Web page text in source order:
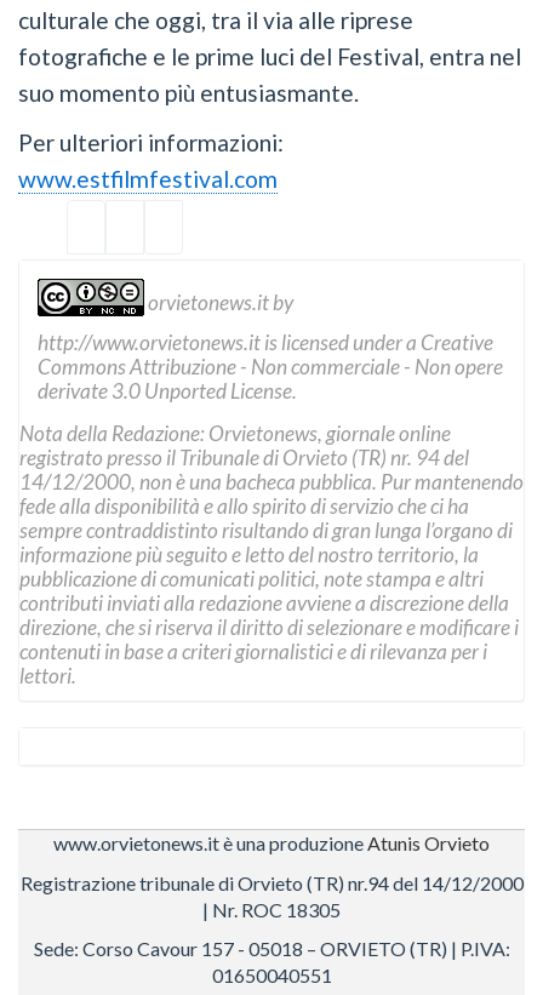
culturale che oggi, tra il via alle riprese
fotografiche e le prime luci del Festival, entra nel
suo momento più entusiasmante.
Per ulteriori informazioni:
www.estfilmfestival.com
orvietonews.itby
http://www.orvietonews.itis licensed under a Creative
Commons Attribuzione - Non commerciale - Non opere
derivate 3.0 Unported License.
Nota della Redazione: Orvietonews, giornale online
registrato presso il Tribunale di Orvieto (TR) nr. 94 del
14/12/2000, non è una bacheca pubblica. Pur mantenendo
fede alla disponibilità e allo spirito di servizio che ci ha
sempre contraddistinto risultando di gran lunga l’organo di
informazione più seguito e letto del nostro territorio, la
pubblicazione di comunicati politici, note stampa e altri
contributi inviati alla redazione avviene a discrezione della
direzione, che si riserva il diritto di selezionare e modificare i
contenuti in base a criteri giornalistici e di rilevanza per i
lettori.
www.orvietonews.it è una produzioneAtunis Orvieto
Registrazione tribunale di Orvieto (TR) nr.94 del 14/12/2000
| Nr. ROC 18305
Sede: Corso Cavour 157 - 05018 – ORVIETO (TR) | P.IVA:
01650040551